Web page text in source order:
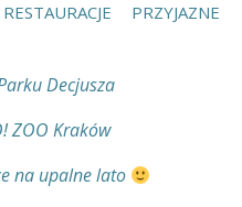
RESTAURACJE PRZYJAZNE
Decjusza
ZOO Kraków
na upalne lato